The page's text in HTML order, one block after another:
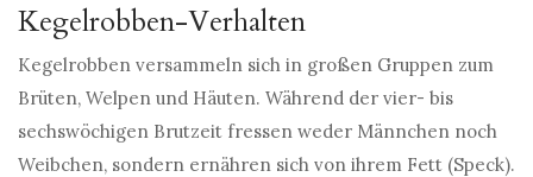
Kegelrobben-Verhalten
Kegelrobben versammeln sich in großen Gruppen zum
Brüten, Welpen und Häuten. Während der vier- bis
sechswöchigen Brutzeit fressen weder Männchen noch
Weibchen, sondern ernähren sich von ihrem Fett (Speck).